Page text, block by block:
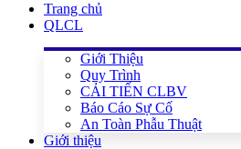
Trang chủ
QLCL
Giới Thiệu
Quy Trình
CẢI TIẾN CLBV
Báo Cáo Sự Cố
An Toàn Phẫu Thuật
Giới thiệu